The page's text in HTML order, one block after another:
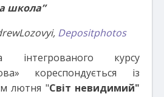
школа”
Depositphotos
інтегрованого курсу
кореспондується із
лютня "Світ невидимий"